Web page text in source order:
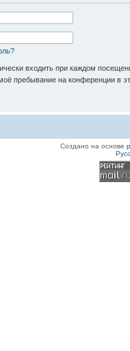
входить при каждом
пребывание на конференции в
Создано на основе